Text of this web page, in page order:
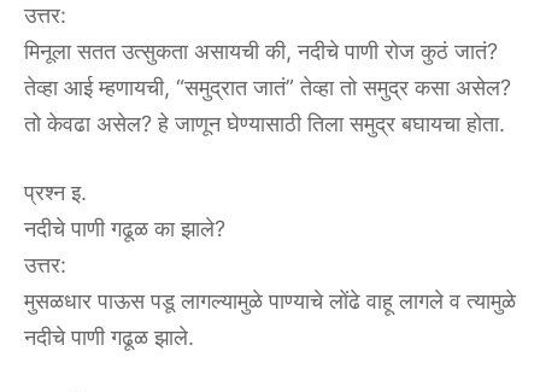
उत्तर:
मिनूला सतत उत्सुकता असायची की, नदीचे पाणी रोज कुठं जातं?
तेव्हा आई म्हणायची, “समुद्रात जातं” तेव्हा तो समुद्र कसा असेल?
तो केवढा असेल? हे जाणून घेण्यासाठी तिला समुद्र बघायचा होता.
प्रश्न इ.
नदीचे पाणी गढूळ का झाले?
उत्तर:
मुसळधार पाऊस पडू लागल्यामुळे पाण्याचे लोंढे वाहू लागले व त्यामुळे
नदीचे पाणी गढूळ झाले.